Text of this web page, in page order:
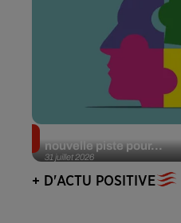
31 juillet 2026
nouvelle piste pour...
+ D'ACTU POSITIVE